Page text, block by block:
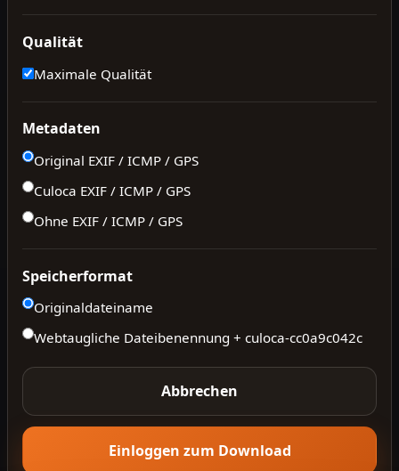
Qualität
Maximale Qualität
Metadaten
Original EXIF / ICMP / GPS
Culoca EXIF / ICMP / GPS
Ohne EXIF / ICMP / GPS
Speicherformat
Originaldateiname
Webtaugliche Dateibenennung + culoca-cc0a9c042c
Abbrechen
Einloggen zum Download